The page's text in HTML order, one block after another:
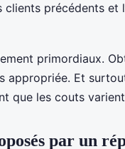
clients précédents et
primordiaux.
Et
que les couts
par un